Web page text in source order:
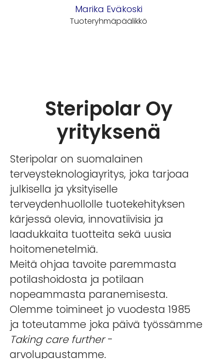
Marika Eväkoski
Tuoteryhmäpäälikkö
Steripolar Oy
yrityksenä
Steripolar on suomalainen
terveysteknologiayritys, joka tarjoaa
julkisella ja yksityiselle
terveydenhuollolle tuotekehityksen
kärjessä olevia, innovatiivisia ja
laadukkaita tuotteita sekä uusia
hoitomenetelmiä.
Meitä ohjaa tavoite paremmasta
potilashoidosta ja potilaan
nopeammasta paranemisesta.
Olemme toimineet jo vuodesta 1985
ja toteutamme joka päivä työssämme
Taking care further-
arvolupaustamme.